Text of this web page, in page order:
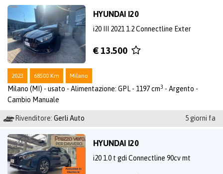
HYUNDAI I20
i20 III 2021 1.2 Connectline Exter
€ 13.500
2023 68500 Km Milano
Milano (MI) - usato - Alimentazione: GPL - 1197 cm3 - Argento -
Cambio Manuale
Rivenditore: Gerli Auto 5 giorni fa
HYUNDAI I20
i20 1.0 t gdi Connectline 90cv mt